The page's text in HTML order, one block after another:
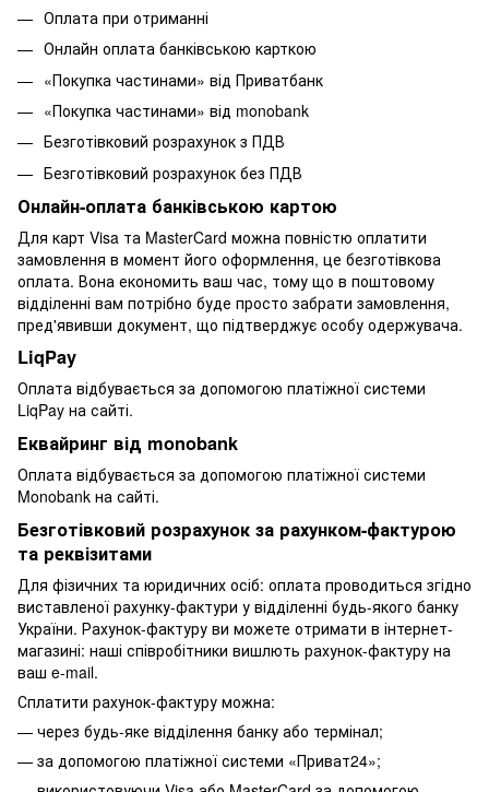
Оплата при отриманні
Онлайн оплата банківською карткою
«Покупка частинами» від Приватбанк
«Покупка частинами» від monobank
Безготівковий розрахунок з ПДВ
Безготівковий розрахунок без ПДВ
Онлайн-оплата банківською картою
Для карт Visa та MasterCard можна повністю оплатити
замовлення в момент його оформлення, це безготівкова
оплата. Вона економить ваш час, тому що в поштовому
відділенні вам потрібно буде просто забрати замовлення,
пред'явивши документ, що підтверджує особу одержувача.
LiqPay
Оплата відбувається за допомогою платіжної системи
LiqPay на сайті.
Еквайринг від monobank
Оплата відбувається за допомогою платіжної системи
Monobank на сайті.
Безготівковий розрахунок за рахунком-фактурою
та реквізитами
Для фізичних та юридичних осіб: оплата проводиться згідно
виставленої рахунку-фактури у відділенні будь-якого банку
України. Рахунок-фактуру ви можете отримати в інтернет-
магазині: наші співробітники вишлють рахунок-фактуру на
ваш e-mail.
Сплатити рахунок-фактуру можна:
— через будь-яке відділення банку або термінал;
— за допомогою платіжної системи «Приват24»;